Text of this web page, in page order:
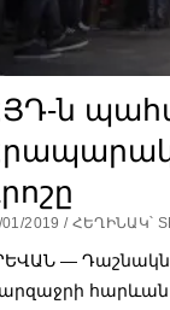
ն
01/2019 / ՀԵՂԻՆԱԿ՝
—
հարևան